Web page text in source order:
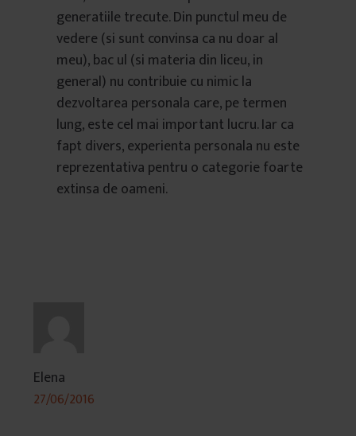
generatiile trecute. Din punctul meu de
vedere (si sunt convinsa ca nu doar al
meu), bac ul (si materia din liceu, in
general) nu contribuie cu nimic la
dezvoltarea personala care, pe termen
lung, este cel mai important lucru. Iar ca
fapt divers, experienta personala nu este
reprezentativa pentru o categorie foarte
extinsa de oameni.
Elena
27/06/2016